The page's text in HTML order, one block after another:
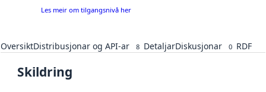
Les meir om tilgangsnivå her
OversiktDistribusjonar og API-ar 8 DetaljarDiskusjonar 0 RDF
Skildring